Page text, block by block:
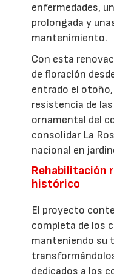
enfermedades,
prolongada y
mantenimiento.
Con esta
de floración
entrado el
resistencia de
ornamental del
consolidar La
nacional en
Rehabilitación
histórico
El proyecto
completa de los
manteniendo su
dedicados a los